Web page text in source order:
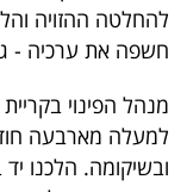
להחלטה ההזויה
חשפה את ערכיה -
מנהל הפינוי
למעלה מארבעה
ובשיקומה. הלכנו